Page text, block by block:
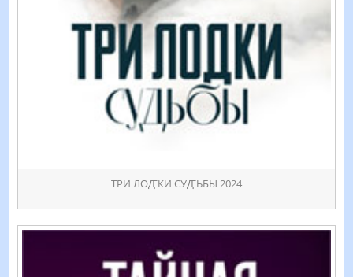
ТРИ ЛОꙢКИ СУꙢЬБЫ 2024